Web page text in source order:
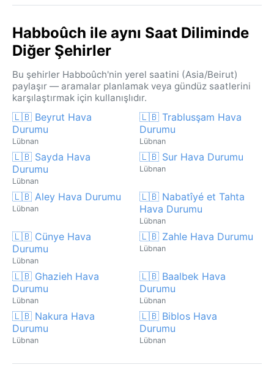
Habboûch ile aynı Saat Diliminde
Diğer Şehirler
Bu şehirler Habboûch'nin yerel saatini (Asia/Beirut)
paylaşır — aramalar planlamak veya gündüz saatlerini
karşılaştırmak için kullanışlıdır.
🇱🇧 Beyrut Hava
Durumu
Lübnan
🇱🇧 Trablusşam Hava
Durumu
Lübnan
🇱🇧 Sayda Hava
Durumu
Lübnan
🇱🇧 Sur Hava Durumu
Lübnan
🇱🇧 Aley Hava Durumu
Lübnan
🇱🇧 Nabatîyé et Tahta
Hava Durumu
Lübnan
🇱🇧 Cünye Hava
Durumu
Lübnan
🇱🇧 Zahle Hava Durumu
Lübnan
🇱🇧 Ghazieh Hava
Durumu
Lübnan
🇱🇧 Baalbek Hava
Durumu
Lübnan
🇱🇧 Nakura Hava
Durumu
Lübnan
🇱🇧 Biblos Hava
Durumu
Lübnan